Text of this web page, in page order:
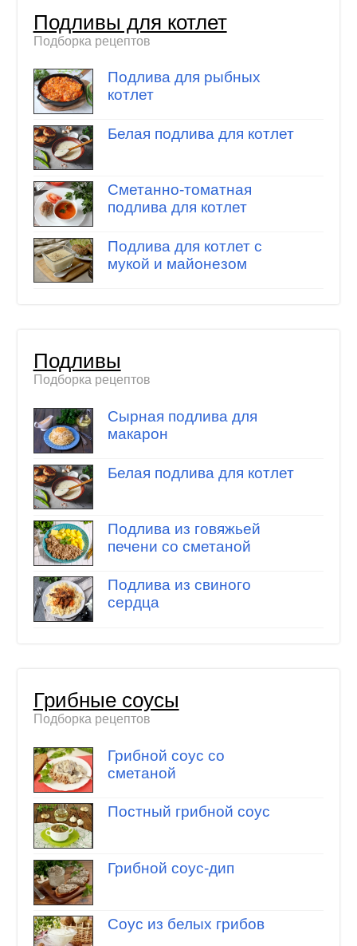
Подливы для котлет
Подборка рецептов
Подлива для рыбных
котлет
Белая подлива для котлет
Сметанно-томатная
подлива для котлет
Подлива для котлет с
мукой и майонезом
Подливы
Подборка рецептов
Сырная подлива для
макарон
Белая подлива для котлет
Подлива из говяжьей
печени со сметаной
Подлива из свиного
сердца
Грибные соусы
Подборка рецептов
Грибной соус со
сметаной
Постный грибной соус
Грибной соус-дип
Соус из белых грибов